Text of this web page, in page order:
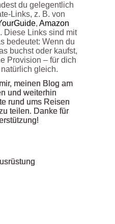
du gelegentlich
Links, z. B. von
, Amazon
. Diese Links sind mit
bedeutet: Wenn du
buchst oder kaufst,
Provision – für dich
gleich.
meinen Blog am
und weiterhin
rund ums Reisen
teilen. Danke für